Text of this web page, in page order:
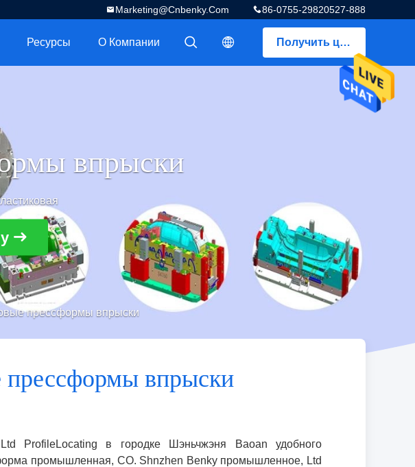
86-0755-29820527-888
Marketing@cnbenky.com
Получить цитату
Ресурсы О Компании
впрыски
прессформы впрыски
прессформы впрыски
ProfileLocating в городке Шэньчжэня Baoan удобного
промышленная, CO. Shnzhen Benky промышленное, Ltd